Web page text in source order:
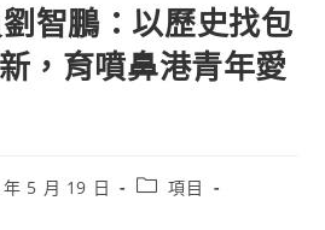
智鵬：以歷史找包
，育噴鼻港青年愛
5 月 19 日
Post項目